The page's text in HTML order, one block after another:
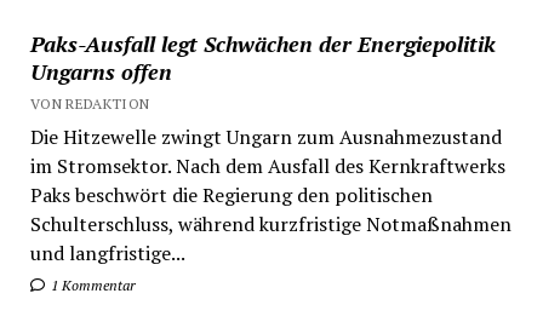
Paks-Ausfall legt Schwächen der Energiepolitik
Ungarns offen
VON REDAKTION
Die Hitzewelle zwingt Ungarn zum Ausnahmezustand
im Stromsektor. Nach dem Ausfall des Kernkraftwerks
Paks beschwört die Regierung den politischen
Schulterschluss, während kurzfristige Notmaßnahmen
und langfristige...
1 Kommentar